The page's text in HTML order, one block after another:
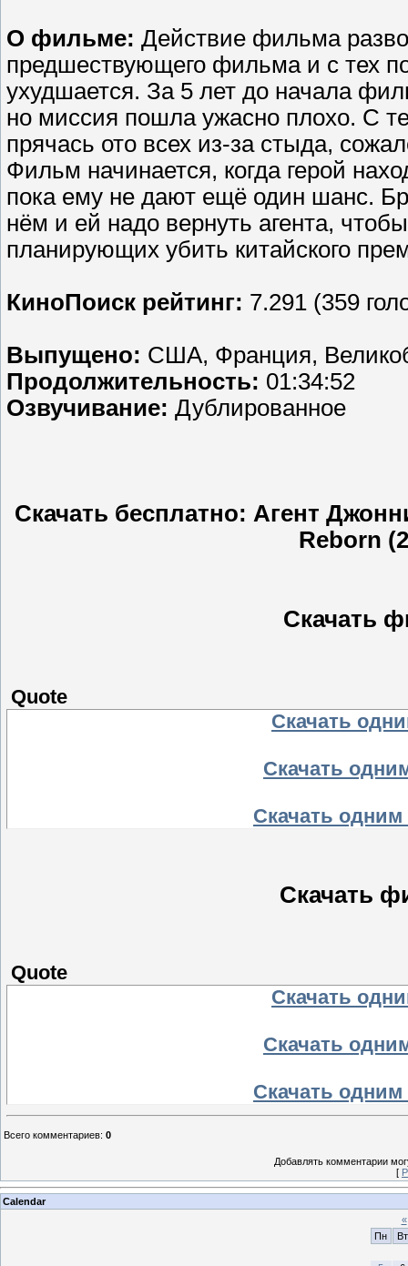
О фильме: Действие фильма
предшествующего фильма и с тех
ухудшается. За 5 лет до начала
но миссия пошла ужасно плохо. С
прячась ото всех из-за стыда,
Фильм начинается, когда герой
пока ему не дают ещё один шанс.
нём и ей надо вернуть агента,
планирующих убить китайского
КиноПоиск рейтинг: 7.291 (359
Выпущено: США, Франция,
Продолжительность: 01:34:52
Озвучивание: Дублированное
Скачать бесплатно: Агент
Reborn
Скачать
Quote
Скачать
Скачать
Скачать
Скачать
Quote
Скачать
Скачать
Скачать
Всего комментариев: 0
Добавлять комментарии
[
Calendar
«
Пн
Вт